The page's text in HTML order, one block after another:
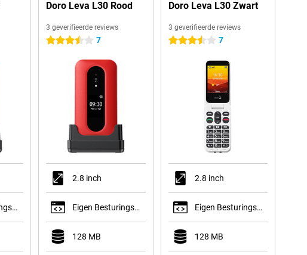
Eigen Besturingssysteem
Doro Leva L30 Rood
3 geverifieerde reviews
3.5 sterren 7
2.8 inch
Eigen Besturingssysteem
128 MB
Doro Leva L30 Zwart
3 geverifieerde reviews
3.5 sterren 7
2.8 inch
Eigen Besturingssysteem
128 MB